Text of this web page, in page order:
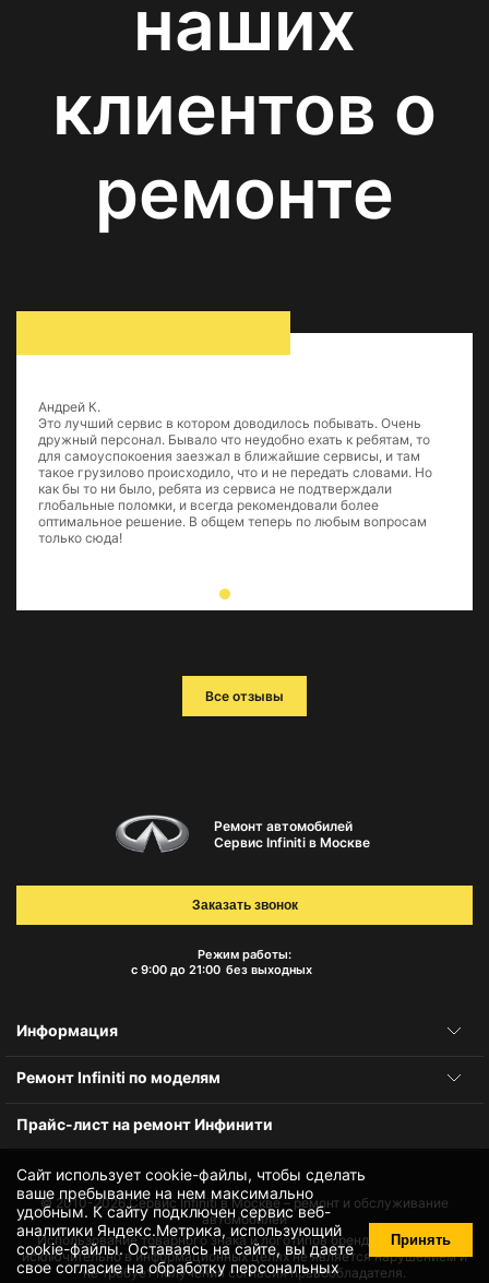
наших
клиентов о
ремонте
Андрей К.
Это лучший сервис в котором доводилось побывать. Очень
дружный персонал. Бывало что неудобно ехать к ребятам, то
для самоуспокоения заезжал в ближайшие сервисы, и там
такое грузилово происходило, что и не передать словами. Но
как бы то ни было, ребята из сервиса не подтверждали
глобальные поломки, и всегда рекомендовали более
оптимальное решение. В общем теперь по любым вопросам
только сюда!
Все отзывы
Сайт использует cookie-файлы, чтобы сделать
ваше пребывание на нем максимально
удобным. К cайту подключен сервис веб-
аналитики Яндекс.Метрика, использующий
cookie-файлы. Оставаясь на сайте, вы даете
своесогласие на обработку персональных
Принять
Ремонт автомобилей
Сервис Infiniti в Москве
Режим работы:
с 9:00 до 21:00 без выходных
Заказать звонок
Информация
Ремонт Infiniti по моделям
Прайс-лист на ремонт Инфинити
© 2010-2026Сервис Infiniti в Москве – ремонт и обслуживание
автомобилей
Использование товарного знака и логотипов бренда происходит
исключительно в информационных целях не является нарушением и
не требует получения согласия правообладателя.